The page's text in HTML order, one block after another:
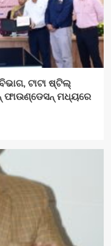
ଟାଟା ଷ୍ଟିଲ୍
ଫାଉଣ୍ଡେସନ୍ ମଧ୍ୟରେ